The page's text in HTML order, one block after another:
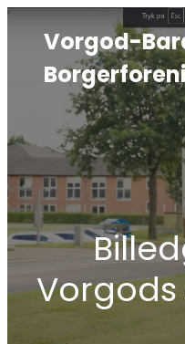
Vorgod-